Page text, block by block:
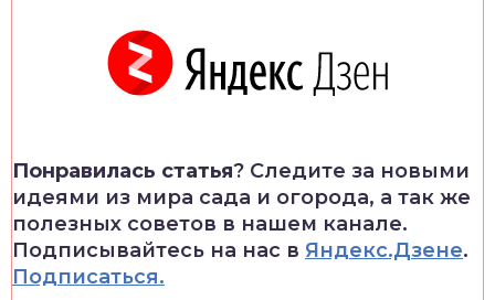
Понравилась статья? Следите за новыми
идеями из мира сада и огорода, а так же
полезных советов в нашем канале.
Подписывайтесь на нас в Яндекс.Дзене.
Подписаться.